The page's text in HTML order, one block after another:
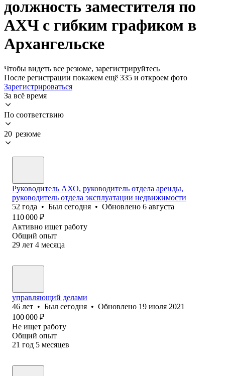
должность заместителя по
АХЧ с гибким графиком в
Архангельске
Чтобы видеть все резюме, зарегистрируйтесь
После регистрации покажем ещё 335 и откроем фото
Зарегистрироваться
За всё время
По соответствию
20 резюме
Руководитель АХО, руководитель отдела аренды,
руководитель отдела эксплуатации недвижимости
52 года • Был сегодня • Обновлено 6 августа
110 000 ₽
Активно ищет работу
Общий опыт
29 лет 4 месяца
управляющий делами
46 лет • Был сегодня • Обновлено 19 июля 2021
100 000 ₽
Не ищет работу
Общий опыт
21 год 5 месяцев